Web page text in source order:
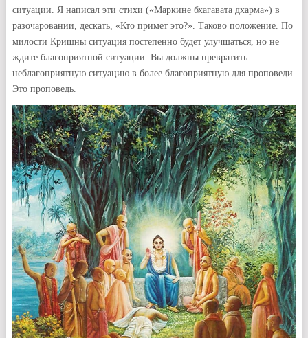
ситуации. Я написал эти стихи («Маркине бхагавата дхарма») в
разочаровании, дескать, «Кто примет это?». Таково положение. По
милости Кришны ситуация постепенно будет улучшаться, но не
ждите благоприятной ситуации. Вы должны превратить
неблагоприятную ситуацию в более благоприятную для проповеди.
Это проповедь.